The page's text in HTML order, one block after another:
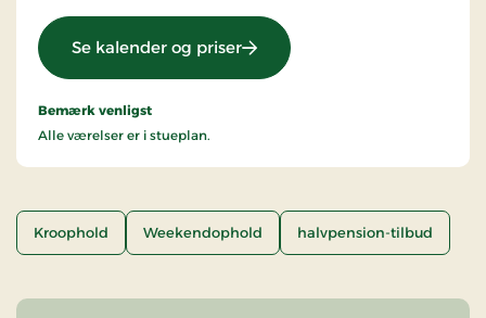
Se kalender og priser: Ophold med halvpension
Bemærk venligst
Alle værelser er i stueplan.
Kroophold Weekendophold halvpension-tilbud